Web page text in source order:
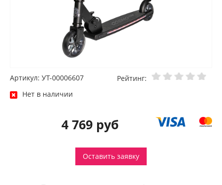
Артикул: УТ-00006607
Рейтинг:
Нет в наличии
4 769 руб
Оставить заявку